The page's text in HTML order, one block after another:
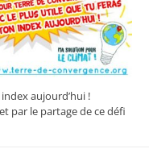
aujourd’hui !
par le partage de ce défi